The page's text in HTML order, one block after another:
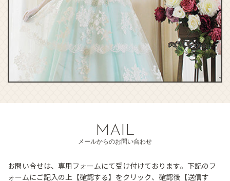
MAIL
メールからのお問い合わせ
お問い合せは、専用フォームにて受け付けております。下記のフ
ォームにご記入の上【確認する】をクリック、確認後【送信す